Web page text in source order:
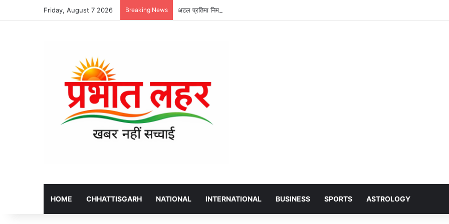
Friday, August 7 2026 Breaking News अटल प्रतिमा निर्माण में भ्रष्टाचार का आरोप: कटघोरा में युवा कांग्रेस का अर्धनग्न प्रदर्शन, चक्काजाम का प्रयास
HOME CHHATTISGARH NATIONAL INTERNATIONAL BUSINESS SPORTS ASTROLOGY